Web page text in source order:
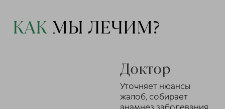
КАК МЫ ЛЕЧИМ?
Доктор
Уточняет нюансы
жалоб, собирает